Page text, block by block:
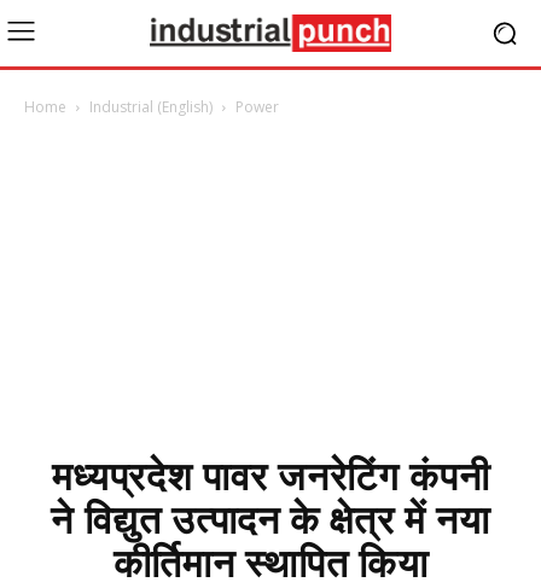
Home Industrial (English) Power
मध्यप्रदेश पावर जनरेटिंग कंपनी
ने विद्युत उत्पादन के क्षेत्र में नया
कीर्तिमान स्थापित किया